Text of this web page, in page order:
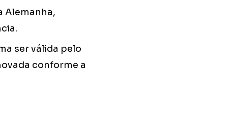
Alemanha,
ser válida pelo
conforme a